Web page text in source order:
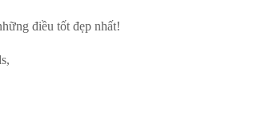
điều tốt đẹp nhất!